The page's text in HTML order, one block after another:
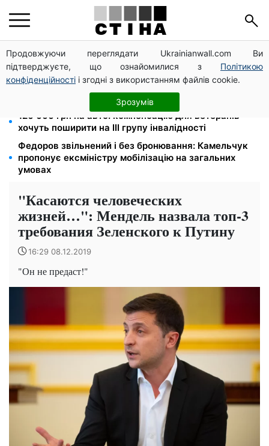
Продовжуючи переглядати Ukrainianwall.com Ви
підтверджуєте, що ознайомилися з Політикою
конфіденційності і згодні з використанням файлів cookie.
Зрозумів
Фейкові сайти сервісних центрів МВС: шахраї
виманюють гроші у водіїв перед виїздом за кордон
Яйця від 19,90 грн за десяток: АТБ, Сільпо, Varus та
Ашан переписали цінники в серпні
120 000 грн на авто: компенсацію для ветеранів
хочуть поширити на III групу інвалідності
Федоров звільнений і без бронювання: Камельчук
пропонує ексміністру мобілізацію на загальних
умовах
"Касаются человеческих
жизней…": Мендель назвала топ-3
требования Зеленского к Путину
16:29 08.12.2019
"Он не предаст!"